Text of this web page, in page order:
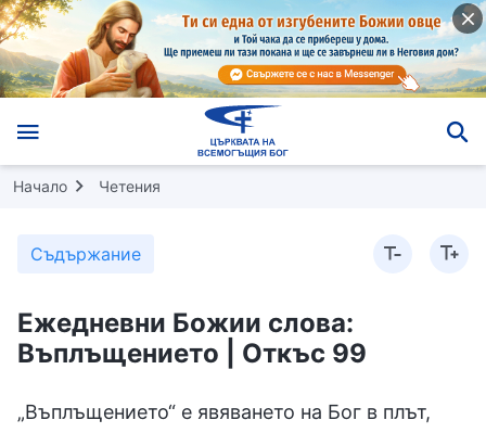
Начало Четения
Съдържание
Ежедневни Божии слова:
Въплъщението | Откъс 99
„Въплъщението“ е явяването на Бог в плът,